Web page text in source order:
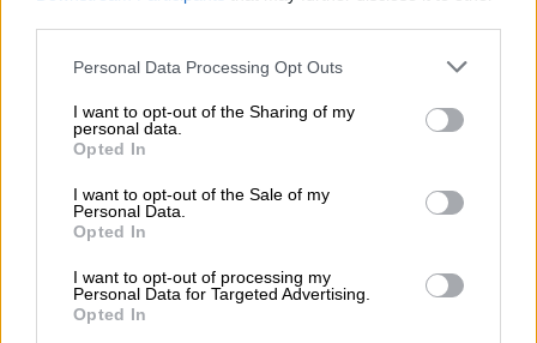
Please note that this website/app uses one or more Google
not limited to your visit or usage behaviour. You may click to
grant or deny consent to Google and its third-party tags to
use your data for below specified purposes in below Google
consent section.
Personal Data Processing Opt Outs
I want to opt-out of the Sharing of my
personal data.
Opted In
I want to opt-out of the Sale of my
Personal Data.
Opted In
I want to opt-out of processing my
Personal Data for Targeted Advertising.
Opted In
Εκτέλεση: Χτυπάτε όλα τα υλικά ταυτόχρονα
στο blender, τα βάζετε σε ένα ποτήρι και
απολαμβάνετε το θρεπτικό σας smoothie.
ιατροφικό tip:
τρυπτοφάνης που περιέχει, βοηθά στη
δημιουργία της σεροτονίνης! Ορμόνη που θα
σας χρειαστεί αυτές τις μοναχικές ημέρες
κατάθλιψης και του στρες.